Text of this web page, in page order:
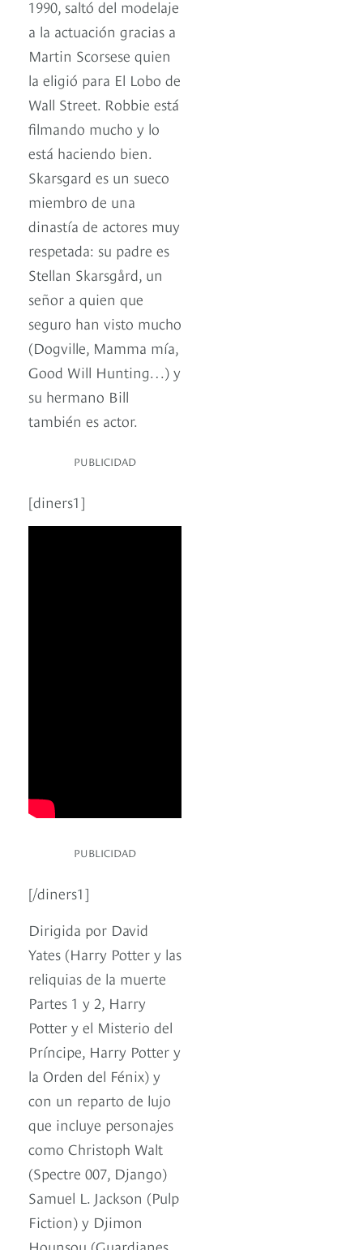
1990, saltó del modelaje
a la actuación gracias a
Martin Scorsese quien
la eligió para El Lobo de
Wall Street. Robbie está
filmando mucho y lo
está haciendo bien.
Skarsgard es un sueco
miembro de una
dinastía de actores muy
respetada: su padre es
Stellan Skarsgård, un
señor a quien que
seguro han visto mucho
(Dogville, Mamma mía,
Good Will Hunting…) y
su hermano Bill
también es actor.
PUBLICIDAD
[diners1]
PUBLICIDAD
[/diners1]
Dirigida por David
Yates (Harry Potter y las
reliquias de la muerte
Partes 1 y 2, Harry
Potter y el Misterio del
Príncipe, Harry Potter y
la Orden del Fénix) y
con un reparto de lujo
que incluye personajes
como Christoph Walt
(Spectre 007, Django)
Samuel L. Jackson (Pulp
Fiction) y Djimon
Hounsou (Guardianes